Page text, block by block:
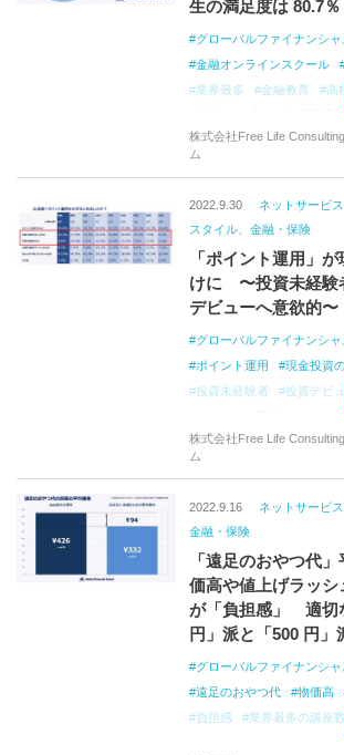
生の満足度は 80.7％
グローバルファイナンシ
金融オンラインスクール
業界最多
金融教育
高
金融トラブル
資産形成
インターネット調査
ポ
株式会社Free Life
ム
2022.9.30
ネットサービ
スタイル、金融・保険
「ポイント運用」
けに 〜投資未経験
デビューへ意欲的〜
グローバルファイナンシ
ポイント運用
現金投資
投資未経験者
投資デビュ
投資信託
つみたて
株式会社Free Life
ム
2022.9.16
ネットサービ
金融・保険
「遠足のおやつ代
価高や値上げラッ
が「負担感」 適切
円」派と「500 円
グローバルファイナンシ
遠足のおやつ代
物価高
負担感
業界最多の講座数